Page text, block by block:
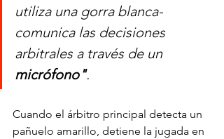
utiliza una gorra blanca-
comunica las decisiones
arbitrales a través de un
micrófono".
Cuando el árbitro principal detecta un
pañuelo amarillo, detiene la jugada en